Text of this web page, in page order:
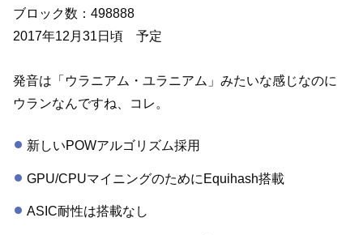
ブロック数：498888
2017年12月31日頃 予定
発音は「ウラニアム・ユラニアム」みたいな感じなのに
ウランなんですね、コレ。
新しいPOWアルゴリズム採用
GPU/CPUマイニングのためにEquihash搭載
ASIC耐性は搭載なし